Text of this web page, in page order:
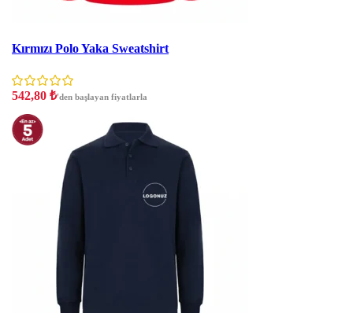
Kırmızı Polo Yaka Sweatshirt
542,80 ₺'den başlayan fiyatlarla